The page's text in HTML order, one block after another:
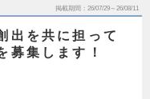
掲載期間 26/07/29～26/08/11
出を共に担って
募集します！